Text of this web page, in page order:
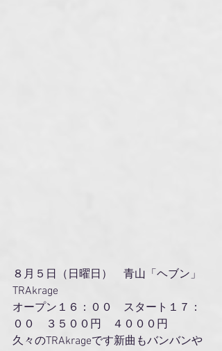
８月５日（日曜日）　青山「ヘブン」
TRAkrage
オープン１６：００　スタート１７：
００　３５００円　４０００円
久々のTRAkrageです新曲もバンバンや